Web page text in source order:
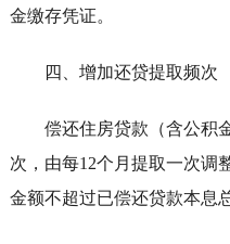
金缴存凭证。
四、增加还贷提取频次
偿还住房贷款（含公积
次，由每12个月提取一次调
金额不超过已偿还贷款本息